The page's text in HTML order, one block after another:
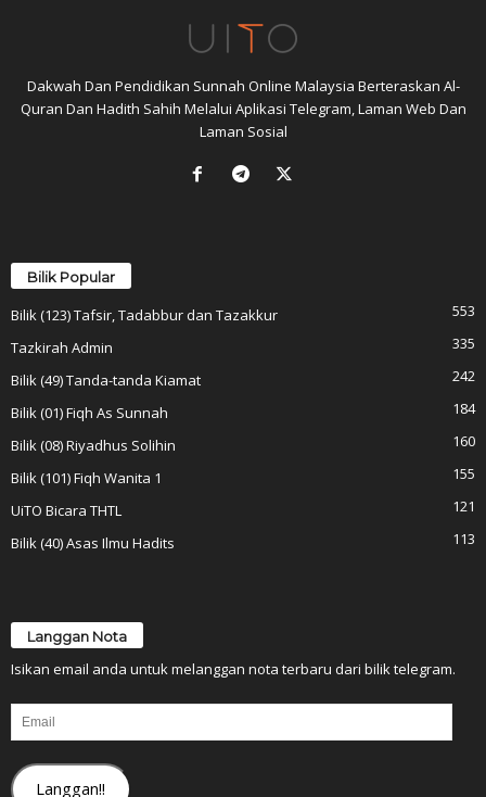
Dakwah Dan Pendidikan Sunnah Online Malaysia Berteraskan Al-
Quran Dan Hadith Sahih Melalui Aplikasi Telegram, Laman Web Dan
Laman Sosial
Bilik Popular
Bilik (123) Tafsir, Tadabbur dan Tazakkur
553
Tazkirah Admin
335
Bilik (49) Tanda-tanda Kiamat
242
Bilik (01) Fiqh As Sunnah
184
Bilik (08) Riyadhus Solihin
160
Bilik (101) Fiqh Wanita 1
155
UiTO Bicara THTL
121
Bilik (40) Asas Ilmu Hadits
113
Langgan Nota
Isikan email anda untuk melanggan nota terbaru dari bilik telegram.
Email
Langgan!!